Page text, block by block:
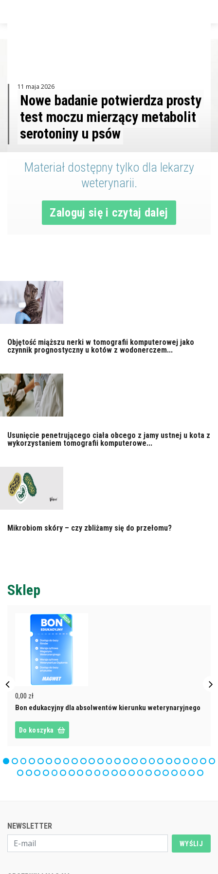
11 maja 2026
Nowe badanie potwierdza prosty
test moczu mierzący metabolit
serotoniny u psów
Materiał dostępny tylko dla lekarzy
weterynarii.
Zaloguj się i czytaj dalej
Objętość miąższu nerki w tomografii komputerowej jako
czynnik prognostyczny u kotów z wodonerczem...
Usunięcie penetrującego ciała obcego z jamy ustnej u kota z
wykorzystaniem tomografii komputerowe...
Mikrobiom skóry – czy zbliżamy się do przełomu?
Sklep
0,00 zł
Bon edukacyjny dla absolwentów kierunku weterynaryjnego
Do koszyka
NEWSLETTER
WYŚLIJ